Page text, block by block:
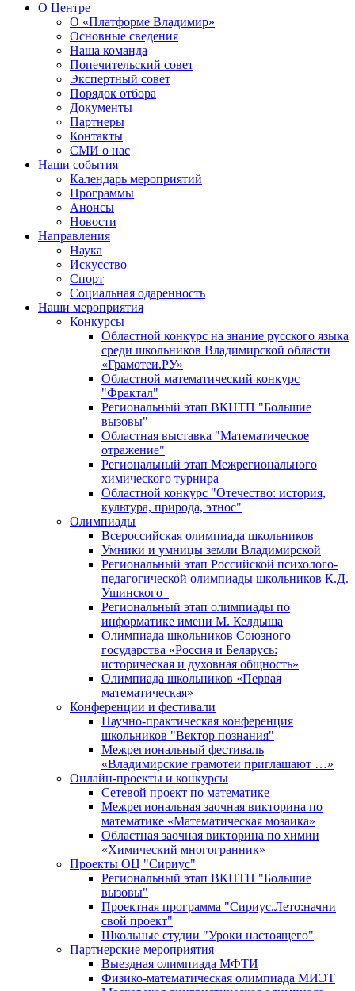
О Центре
О «Платформе Владимир»
Основные сведения
Наша команда
Попечительский совет
Экспертный совет
Порядок отбора
Документы
Партнеры
Контакты
СМИ о нас
Наши события
Календарь мероприятий
Программы
Анонсы
Новости
Направления
Наука
Искусство
Спорт
Социальная одаренность
Наши мероприятия
Конкурсы
Областной конкурс на знание русского языка
среди школьников Владимирской области
«Грамотеи.РУ»
Областной математический конкурс
"Фрактал"
Региональный этап ВКНТП "Большие
вызовы"
Областная выставка "Математическое
отражение"
Региональный этап Межрегионального
химического турнира
Областной конкурс "Отечество: история,
культура, природа, этнос"
Олимпиады
Всероссийская олимпиада школьников
Умники и умницы земли Владимирской
Региональный этап Российской психолого-
педагогической олимпиады школьников К.Д.
Ушинского
Региональный этап олимпиады по
информатике имени М. Келдыша
Олимпиада школьников Союзного
государства «Россия и Беларусь:
историческая и духовная общность»
Олимпиада школьников «Первая
математическая»
Конференции и фестивали
Научно-практическая конференция
школьников "Вектор познания"
Межрегиональный фестиваль
«Владимирские грамотеи приглашают …»
Онлайн-проекты и конкурсы
Сетевой проект по математике
Межрегиональная заочная викторина по
математике «Математическая мозаика»
Областная заочная викторина по химии
«Химический многогранник»
Проекты ОЦ "Сириус"
Региональный этап ВКНТП "Большие
вызовы"
Проектная программа "Сириус.Лето:начни
свой проект"
Школьные студии "Уроки настоящего"
Партнерские мероприятия
Выездная олимпиада МФТИ
Физико-математическая олимпиада МИЭТ